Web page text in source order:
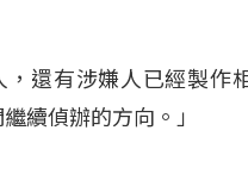
還有涉嫌人已經製作
續偵辦的方向。」